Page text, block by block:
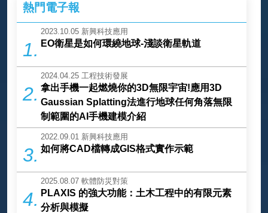
熱門電子報
1.
2023.10.05 新興科技應用
EO衛星是如何環繞地球-淺談衛星軌道
2.
2024.04.25 工程技術發展
拿出手機一起燃燒你的3D無限宇宙!應用3D
Gaussian Splatting法進行地球任何角落無限
制範圍的AI手機建模介紹
3.
2022.09.01 新興科技應用
如何將CAD檔轉成GIS格式實作示範
4.
2025.08.07 軟體防災對策
PLAXIS 的強大功能：土木工程中的有限元素
分析與模擬